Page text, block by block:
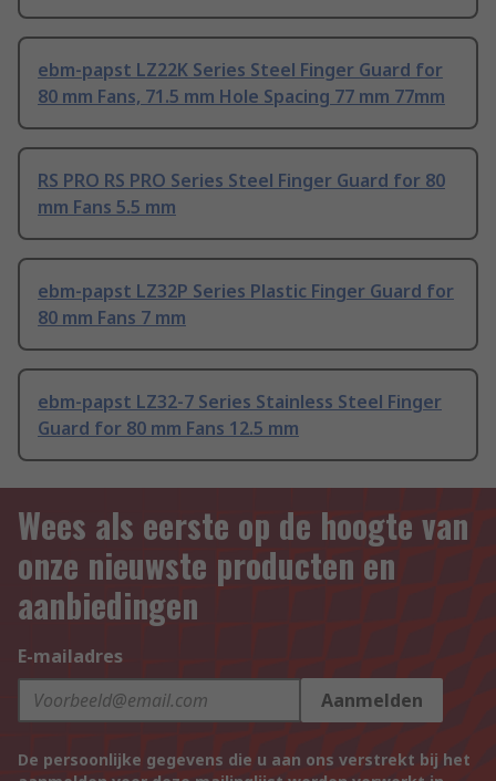
ebm-papst LZ22K Series Steel Finger Guard for
80 mm Fans, 71.5 mm Hole Spacing 77 mm 77mm
RS PRO RS PRO Series Steel Finger Guard for 80
mm Fans 5.5 mm
ebm-papst LZ32P Series Plastic Finger Guard for
80 mm Fans 7 mm
ebm-papst LZ32-7 Series Stainless Steel Finger
Guard for 80 mm Fans 12.5 mm
Wees als eerste op de hoogte van
onze nieuwste producten en
aanbiedingen
E-mailadres
Aanmelden
De persoonlijke gegevens die u aan ons verstrekt bij het